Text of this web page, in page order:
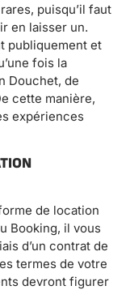
puisqu’il faut
en laisser un.
publiquement et
fois la
Douchet, de
cette manière,
expériences
de location
Booking, il vous
d’un contrat de
termes de votre
devront figurer